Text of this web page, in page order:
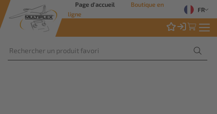
Page d'accueil
Boutique en
ligne
FR